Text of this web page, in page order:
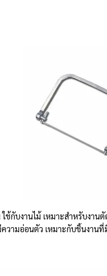
กับงานไม้ เหมาะสำหรับงาน
วามอ่อนตัว เหมาะกับชิ้นงาน